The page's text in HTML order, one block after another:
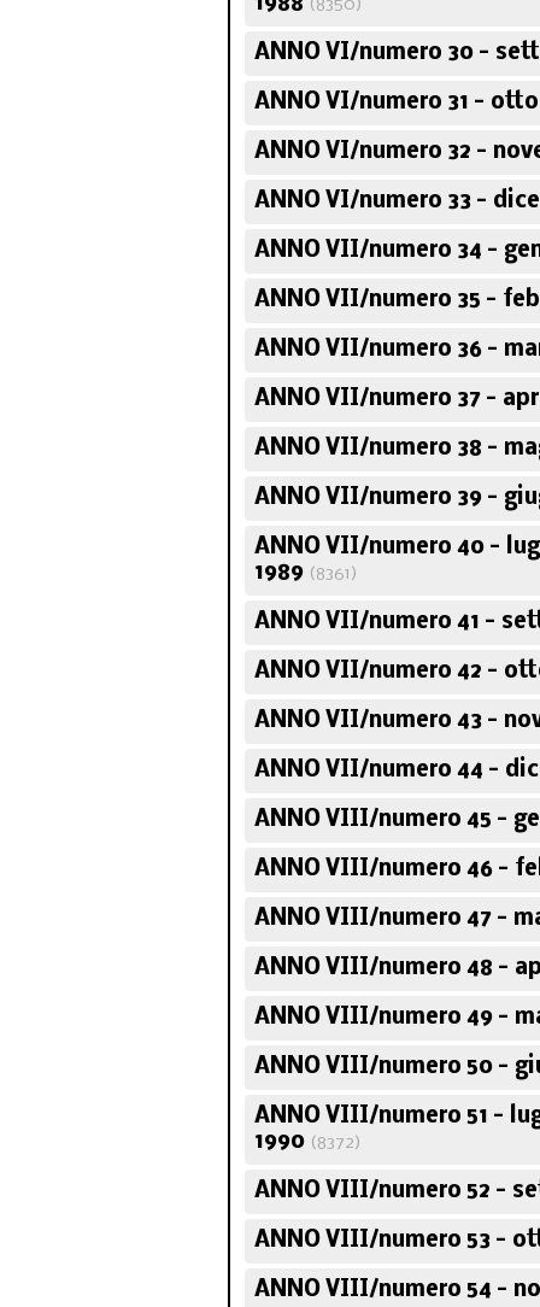
(8350)
ANNO VI/numero 30 -
ANNO VI/numero 31 -
ANNO VI/numero 32 -
ANNO VI/numero 33 -
ANNO VII/numero 34 -
ANNO VII/numero 35 -
ANNO VII/numero 36 -
ANNO VII/numero 37 -
ANNO VII/numero 38 -
ANNO VII/numero 39 -
ANNO VII/numero 40 -
1989 (8361)
ANNO VII/numero 41 -
ANNO VII/numero 42 -
ANNO VII/numero 43 -
ANNO VII/numero 44 -
ANNO VIII/numero 45 -
ANNO VIII/numero 46 -
ANNO VIII/numero 47 -
ANNO VIII/numero 48 -
ANNO VIII/numero 49 -
ANNO VIII/numero 50 -
ANNO VIII/numero 51 -
1990 (8372)
ANNO VIII/numero 52 -
ANNO VIII/numero 53 -
ANNO VIII/numero 54 -